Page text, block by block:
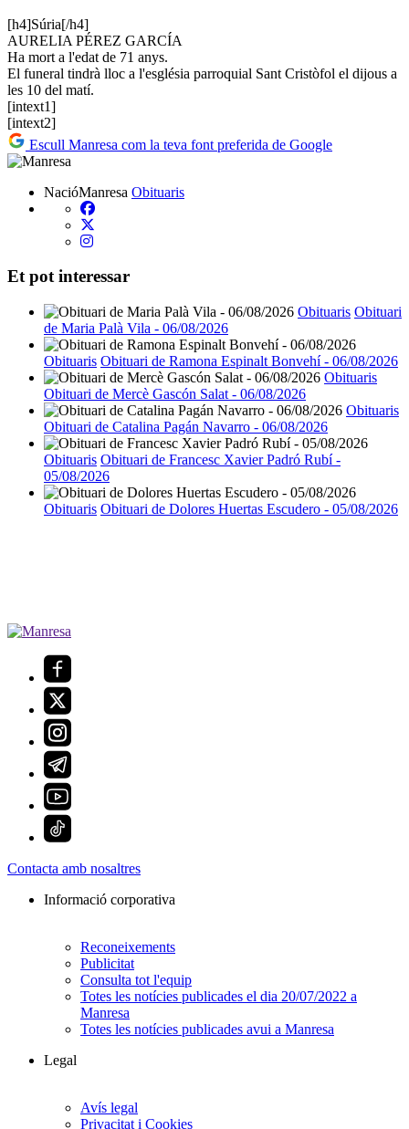
[h4]Súria[/h4]
AURELIA PÉREZ GARCÍA
Ha mort a l'edat de 71 anys.
El funeral tindrà lloc a l'església parroquial Sant Cristòfol el dijous a
les 10 del matí.
[intext1]
[intext2]
Escull Manresa com la teva font preferida de Google
NacióManresa Obituaris
Et pot interessar
Obituaris Obituari
de Maria Palà Vila - 06/08/2026
Obituaris Obituari de Ramona Espinalt Bonvehí - 06/08/2026
Obituaris
Obituari de Mercè Gascón Salat - 06/08/2026
Obituaris
Obituari de Catalina Pagán Navarro - 06/08/2026
Obituaris Obituari de Francesc Xavier Padró Rubí -
05/08/2026
Obituaris Obituari de Dolores Huertas Escudero - 05/08/2026
Contacta amb nosaltres
Informació corporativa
Reconeixements
Publicitat
Consulta tot l'equip
Totes les notícies publicades el dia 20/07/2022 a
Manresa
Totes les notícies publicades avui a Manresa
Legal
Avís legal
Privacitat i Cookies